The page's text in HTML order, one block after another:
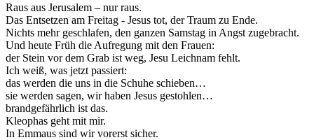
Raus aus Jerusalem – nur raus.
Das Entsetzen am Freitag - Jesus tot, der Traum zu Ende.
Nichts mehr geschlafen, den ganzen Samstag in Angst zugebracht.
Und heute Früh die Aufregung mit den Frauen:
der Stein vor dem Grab ist weg, Jesu Leichnam fehlt.
Ich weiß, was jetzt passiert:
das werden die uns in die Schuhe schieben…
sie werden sagen, wir haben Jesus gestohlen…
brandgefährlich ist das.
Kleophas geht mit mir.
In Emmaus sind wir vorerst sicher.